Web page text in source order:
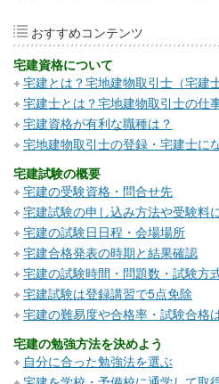
おすすめコンテンツ
宅建資格について
宅建とは？宅地建物取引士（宅建
宅建士とは？宅地建物取引士の仕
宅建資格が有利な職種は？
宅地建物取引士の登録・宅建士に
宅建試験の概要
宅建の受験資格・問合せ先
宅建試験の申し込み方法や受験料
宅建の試験日日程・会場場所
宅建合格発表の時期と結果確認
宅建の試験時間・問題数・試験方
宅建試験は登録講習で5点免除
宅建の難易度や合格率・試験合格
宅建の勉強方法を決めよう
自分に合った勉強法を選ぶ